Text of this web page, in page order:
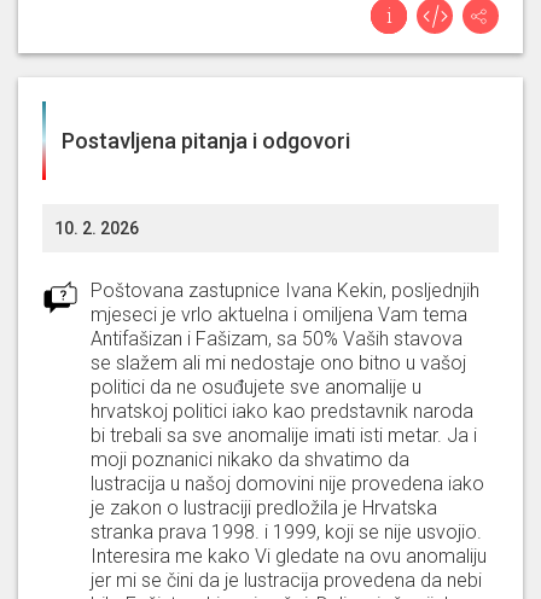
Glasala je PROTIVgodišnje izvješće o obrani
republike hrvatske
strategije biogospodarstva do 2035. -
NIJE glasala zaizvješće o ostvarivanju prava
na besplatnu pravnu pomoć i utrošku sredstava
u 2025. - podnositeljica: vlada republike
hrvatske
Postavljena pitanja i odgovori
10. 2. 2026
Poštovana zastupnice Ivana Kekin, posljednjih
mjeseci je vrlo aktuelna i omiljena Vam tema
Antifašizan i Fašizam, sa 50% Vaših stavova
se slažem ali mi nedostaje ono bitno u vašoj
politici da ne osuđujete sve anomalije u
hrvatskoj politici iako kao predstavnik naroda
bi trebali sa sve anomalije imati isti metar. Ja i
moji poznanici nikako da shvatimo da
lustracija u našoj domovini nije provedena iako
je zakon o lustraciji predložila je Hrvatska
stranka prava 1998. i 1999, koji se nije usvojio.
Interesira me kako Vi gledate na ovu anomaliju
jer mi se čini da je lustracija provedena da nebi